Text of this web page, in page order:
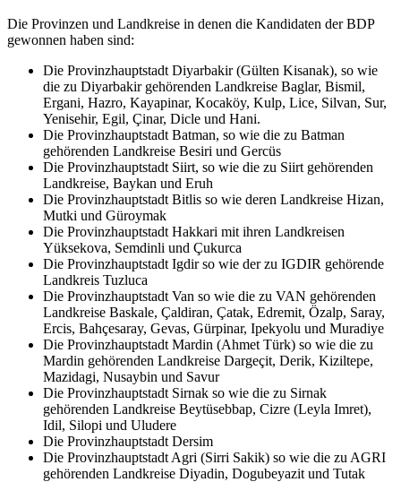
Die Provinzen und Landkreise in denen die Kandidaten der BDP
gewonnen haben sind:
Die Provinzhauptstadt Diyarbakir (Gülten Kisanak), so wie
die zu Diyarbakir gehörenden Landkreise Baglar, Bismil,
Ergani, Hazro, Kayapinar, Kocaköy, Kulp, Lice, Silvan, Sur,
Yenisehir, Egil, Çinar, Dicle und Hani.
Die Provinzhauptstadt Batman, so wie die zu Batman
gehörenden Landkreise Besiri und Gercüs
Die Provinzhauptstadt Siirt, so wie die zu Siirt gehörenden
Landkreise, Baykan und Eruh
Die Provinzhauptstadt Bitlis so wie deren Landkreise Hizan,
Mutki und Güroymak
Die Provinzhauptstadt Hakkari mit ihren Landkreisen
Yüksekova, Semdinli und Çukurca
Die Provinzhauptstadt Igdir so wie der zu IGDIR gehörende
Landkreis Tuzluca
Die Provinzhauptstadt Van so wie die zu VAN gehörenden
Landkreise Baskale, Çaldiran, Çatak, Edremit, Özalp, Saray,
Ercis, Bahçesaray, Gevas, Gürpinar, Ipekyolu und Muradiye
Die Provinzhauptstadt Mardin (Ahmet Türk) so wie die zu
Mardin gehörenden Landkreise Dargeçit, Derik, Kiziltepe,
Mazidagi, Nusaybin und Savur
Die Provinzhauptstadt Sirnak so wie die zu Sirnak
gehörenden Landkreise Beytüsebbap, Cizre (Leyla Imret),
Idil, Silopi und Uludere
Die Provinzhauptstadt Dersim
Die Provinzhauptstadt Agri (Sirri Sakik) so wie die zu AGRI
gehörenden Landkreise Diyadin, Dogubeyazit und Tutak